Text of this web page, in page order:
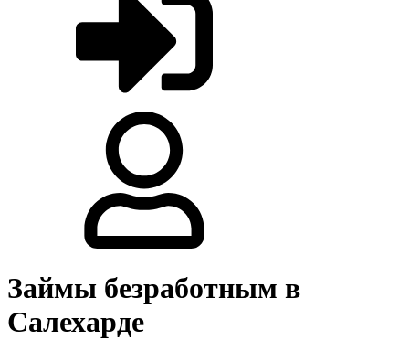
Займы безработным в
Салехарде